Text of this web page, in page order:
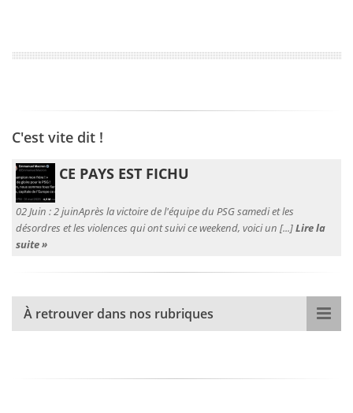
C'est vite dit !
CE PAYS EST FICHU
02 Juin :2 juinAprès la victoire de l'équipe du PSG samedi et les
désordres et les violences qui ont suivi ce weekend, voici un [...]Lire la
suite »
À retrouver dans nos rubriques